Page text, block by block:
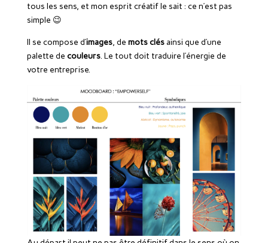
tous les sens, et mon esprit créatif le sait : ce n’est pas
simple 😉
Il se compose d’images, de mots clésainsi que d’une
palette de couleurs. Le tout doit traduire l’énergie de
votre entreprise.